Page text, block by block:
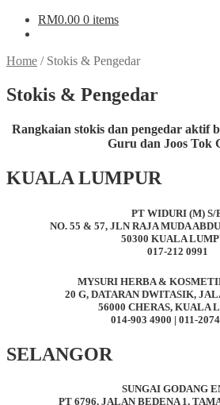
RM0.00 0 items
Home / Stokis & Pengedar
Stokis & Pengedar
Rangkaian stokis dan pengedar aktif
Guru dan Joos Tok
KUALA LUMPUR
PT WIDURI (M) S/
NO. 55 & 57, JLN RAJA MUDA
50300 KUALA
017-212 0991
MYSURI HERBA &
20 G, DATARAN DWITASIK,
56000 CHERAS, KUALA
014-903 4900 | 011-
SELANGOR
SUNGAI GODANG
PT 6796, JALAN BEDENA 1,